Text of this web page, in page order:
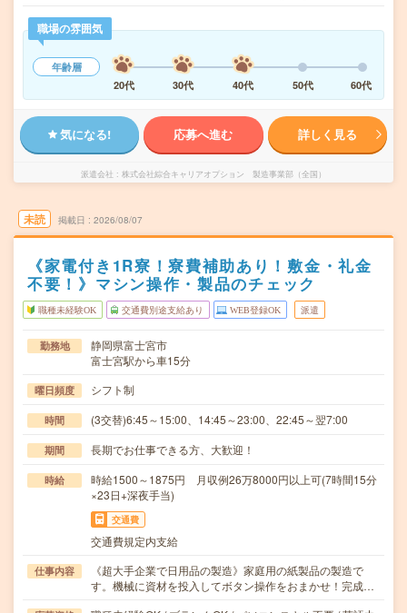
職場の雰囲気
年齢層
20代
30代 40代 50代 60代
気になる! 応募へ進む 詳しく見る
派遣会社 株式会社綜合キャリアオプション 製造事業部（全国）
未読 掲載日 2026/08/07
《家電付き1R寮！寮費補助あり！敷金・礼金
不要！》マシン操作・製品のチェック
職種未経験OK 交通費別途支給あり WEB登録OK 派遣
勤務地
静岡県富士宮市
富士宮駅から車15分
曜日頻度 シフト制
時間 (3交替)6:45～15:00、14:45～23:00、22:45～翌7:00
期間 長期でお仕事できる方、大歓迎！
時給
時給1500～1875円 月収例26万8000円以上可(7時間15分
×23日+深夜手当)
交通費
交通費規定内支給
仕事内容
《超大手企業で日用品の製造》家庭用の紙製品の製造で
す。機械に資材を投入してボタン操作をおまかせ！完成…